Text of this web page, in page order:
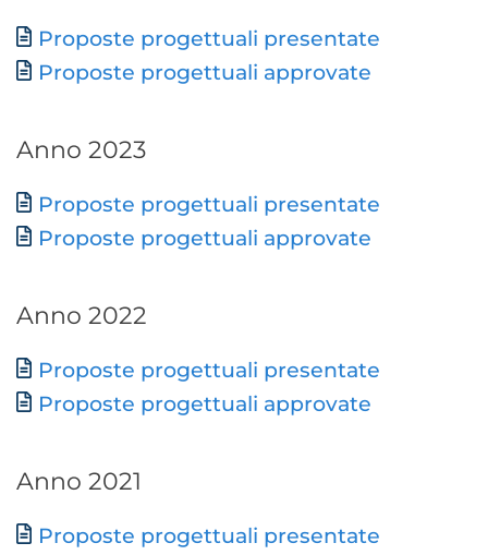
Documento
Proposte progettuali presentate
Proposte progettuali approvate
Anno 2023
Documento
Proposte progettuali presentate
Proposte progettuali approvate
Anno 2022
Documento
Proposte progettuali presentate
Proposte progettuali approvate
Anno 2021
Documento
Proposte progettuali presentate